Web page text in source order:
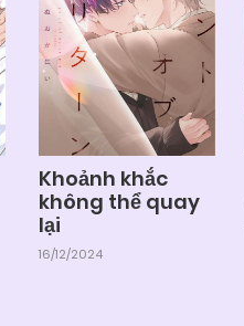
Khoảnh khắc
không thể quay
lại
16/12/2024